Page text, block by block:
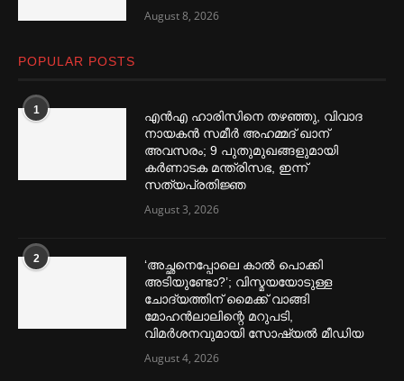
August 8, 2026
POPULAR POSTS
1
എൻഎ ഹാരിസിനെ തഴ‌‍ഞ്ഞു, വിവാദ
നായകൻ സമീര്‍ അഹമ്മദ് ഖാന്
അവസരം; 9 പുതുമുഖങ്ങളുമായി
കര്‍ണാടക മന്ത്രിസഭ, ഇന്ന്
സത്യപ്രതിജ്ഞ
August 3, 2026
2
‘അച്ഛനെപ്പോലെ കാല്‍ പൊക്കി
അടിയുണ്ടോ?’; വിസ്മയയോടുള്ള
ചോദ്യത്തിന് മൈക്ക് വാങ്ങി
മോഹൻലാലിന്റെ മറുപടി,
വിമര്‍ശനവുമായി സോഷ്യല്‍ മീഡിയ
August 4, 2026